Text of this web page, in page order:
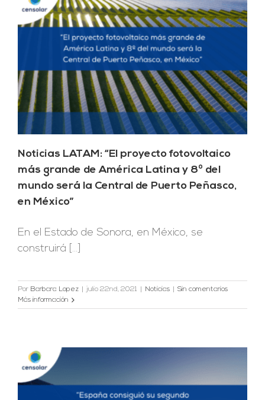
Noticias LATAM: “El proyecto fotovoltaico
más grande de América Latina y 8º del
mundo será la Central de Puerto Peñasco,
en México”
En el Estado de Sonora, en México, se
construirá [...]
Por Barbara Lopez julio 22nd, 2021 Noticias
Sin comentarios
Más información